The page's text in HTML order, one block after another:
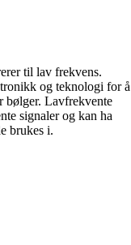
til lav frekvens.
og teknologi for å
bølger. Lavfrekvente
signaler og kan ha
brukes i.